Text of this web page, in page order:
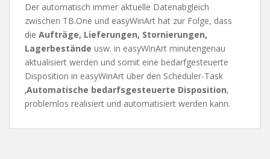
Der automatisch immer aktuelle Datenabgleich
zwischen TB.One und easyWinArt hat zur Folge, dass
die Aufträge, Lieferungen, Stornierungen,
Lagerbestände usw. in easyWinArt minutengenau
aktualisiert werden und somit eine bedarfgesteuerte
Disposition in easyWinArt über den Scheduler-Task
‚Automatische bedarfsgesteuerte Disposition‚
problemlos realisiert und automatisiert werden kann.